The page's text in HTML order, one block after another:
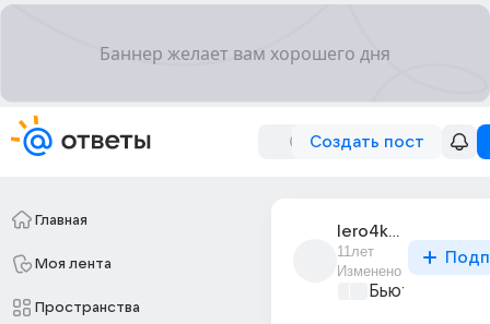
Создать пост
Главная
Моя лента
Пространства
lero4ka_frolova
11лет
Изменено
Бьютилэнд